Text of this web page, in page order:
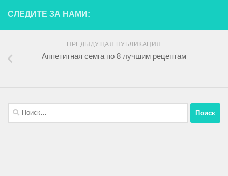
СЛЕДИТЕ ЗА НАМИ:
ПРЕДЫДУЩАЯ ПУБЛИКАЦИЯ
Аппетитная семга по 8 лучшим рецептам